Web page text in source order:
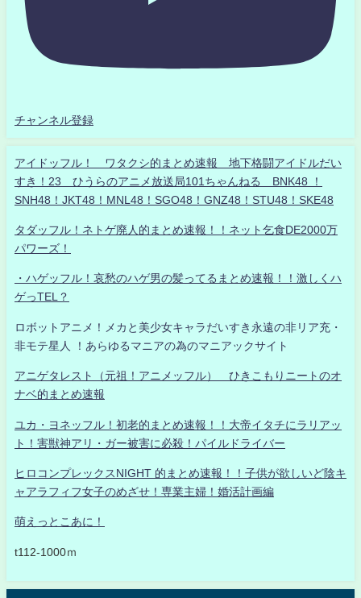
チャンネル登録
アイドッフル！ ワタクシ的まとめ速報 地下格闘アイドルだい
すき！23 ひうらのアニメ放送局101ちゃんねる BNK48 ！
SNH48！JKT48！MNL48！SGO48！GNZ48！STU48！SKE48
タダッフル！ネトゲ廃人的まとめ速報！！ネット乞食DE2000万
パワーズ！
・ハゲッフル！哀愁のハゲ男の髪ってるまとめ速報！！激しくハ
ゲっTEL？
ロボットアニメ！メカと美少女キャラだいすき永遠の非リア充・
非モテ星人 ！あらゆるマニアの為のマニアックサイト
アニゲタレスト（元祖！アニメッフル） ひきこもりニートのオ
ナベ的まとめ速報
ユカ・ヨネッフル！初老的まとめ速報！！大帝イタチにラリアッ
ト！害獣神アリ・ガー被害に必殺！パイルドライバー
ヒロコンプレックスNIGHT 的まとめ速報！！子供が欲しいど陰キ
ャアラフィフ女子のめざせ！専業主婦！婚活計画編
萌えっとこあに！
t112-1000ｍ